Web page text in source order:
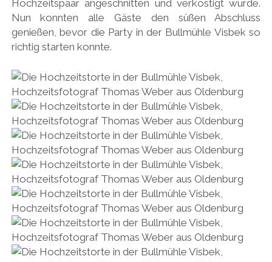
Hochzeitspaar angeschnitten und verköstigt wurde.
Nun konnten alle Gäste den süßen Abschluss
genießen, bevor die Party in der Bullmühle Visbek so
richtig starten konnte.